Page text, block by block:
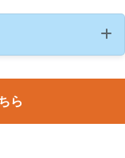
（全国123拠
ら